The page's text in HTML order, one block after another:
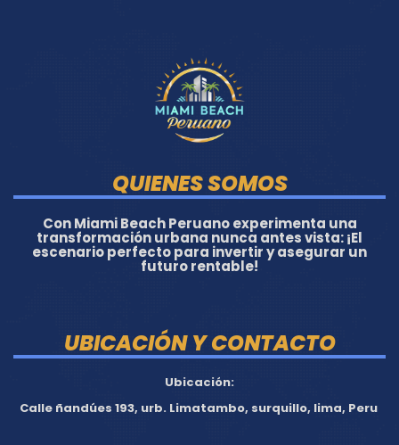
QUIENES SOMOS
Con Miami Beach Peruano experimenta una
transformación urbana nunca antes vista: ¡El
escenario perfecto para invertir y asegurar un
futuro rentable!
UBICACIÓN Y CONTACTO
Ubicación:
Calle ñandúes 193, urb. Limatambo, surquillo, lima, Peru